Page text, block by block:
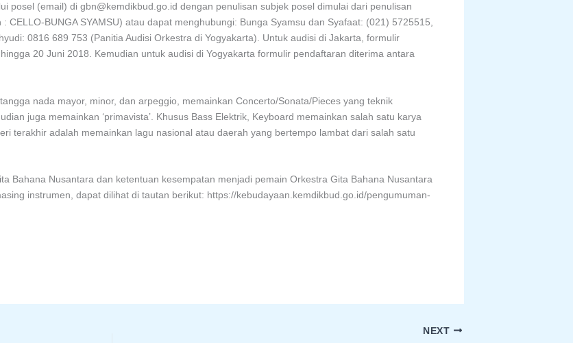
posel (email) di gbn@kemdikbud.go.id dengan penulisan subjek posel dimulai dari penulisan
BUNGA SYAMSU) atau dapat menghubungi: Bunga Syamsu dan Syafaat: (021) 5725515,
0816 689 753 (Panitia Audisi Orkestra di Yogyakarta). Untuk audisi di Jakarta, formulir
20 Juni 2018. Kemudian untuk audisi di Yogyakarta formulir pendaftaran diterima antara
nada mayor, minor, dan arpeggio, memainkan Concerto/Sonata/Pieces yang teknik
juga memainkan ‘primavista’. Khusus Bass Elektrik, Keyboard memainkan salah satu karya
terakhir adalah memainkan lagu nasional atau daerah yang bertempo lambat dari salah satu
Bahana Nusantara dan ketentuan kesempatan menjadi pemain Orkestra Gita Bahana Nusantara
instrumen, dapat dilihat di tautan berikut: https://kebudayaan.kemdikbud.go.id/pengumuman-
NEXT